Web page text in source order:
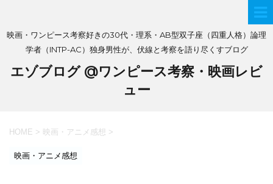
映画・ワンピース考察好きの30代・理系・AB型双子座（四重人格）論理
学者（INTP-AC）独身男性が、伏線と考察を語り尽くすブログ
エゾブログ @ワンピース考察・映画レビ
ュー
HOME > 映画・アニメ感想 >
映画・アニメ感想